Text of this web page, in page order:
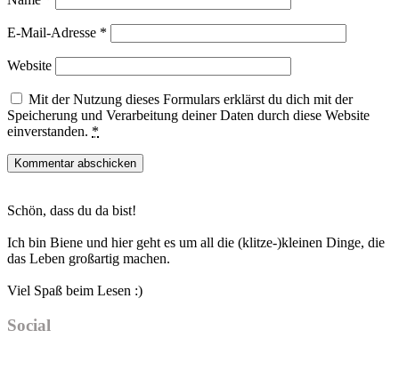
E-Mail-Adresse *
Website
Mit der Nutzung dieses Formulars erklärst du dich mit der
Speicherung und Verarbeitung deiner Daten durch diese Website
einverstanden. *
Sidebar
Schön, dass du da bist!
Ich bin Biene und hier geht es um all die (klitze-)kleinen Dinge, die
das Leben großartig machen.
Viel Spaß beim Lesen :)
Social